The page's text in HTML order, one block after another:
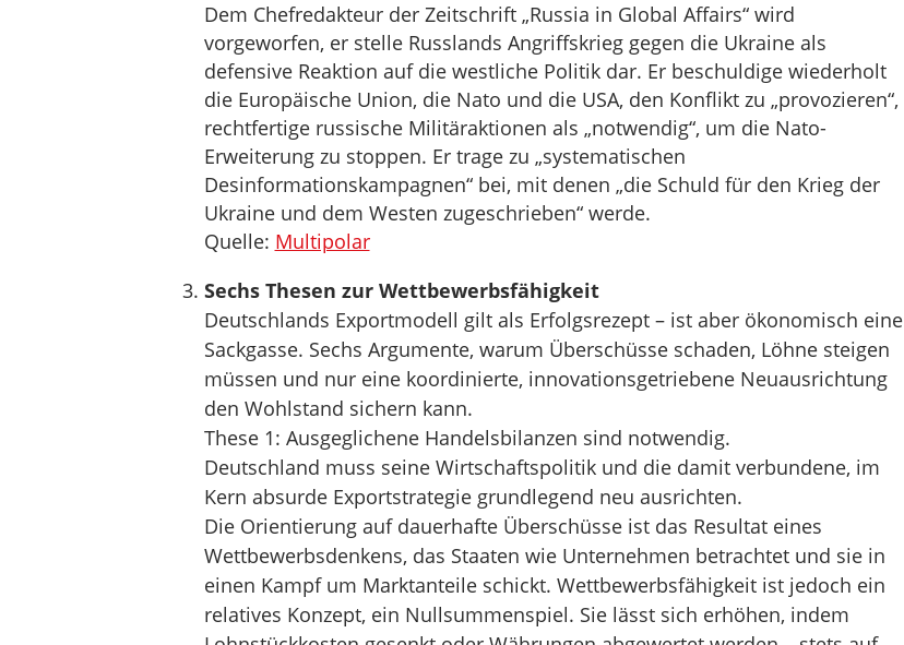
Dem Chefredakteur der Zeitschrift „Russia in Global Affairs“ wird
vorgeworfen, er stelle Russlands Angriffskrieg gegen die Ukraine als
defensive Reaktion auf die westliche Politik dar. Er beschuldige wiederholt
die Europäische Union, die Nato und die USA, den Konflikt zu „provozieren“,
rechtfertige russische Militäraktionen als „notwendig“, um die Nato-
Erweiterung zu stoppen. Er trage zu „systematischen
Desinformationskampagnen“ bei, mit denen „die Schuld für den Krieg der
Ukraine und dem Westen zugeschrieben“ werde.
Quelle: Multipolar
Sechs Thesen zur Wettbewerbsfähigkeit
Deutschlands Exportmodell gilt als Erfolgsrezept – ist aber ökonomisch eine
Sackgasse. Sechs Argumente, warum Überschüsse schaden, Löhne steigen
müssen und nur eine koordinierte, innovationsgetriebene Neuausrichtung
den Wohlstand sichern kann.
These 1: Ausgeglichene Handelsbilanzen sind notwendig.
Deutschland muss seine Wirtschaftspolitik und die damit verbundene, im
Kern absurde Exportstrategie grundlegend neu ausrichten.
Die Orientierung auf dauerhafte Überschüsse ist das Resultat eines
Wettbewerbsdenkens, das Staaten wie Unternehmen betrachtet und sie in
einen Kampf um Marktanteile schickt. Wettbewerbsfähigkeit ist jedoch ein
relatives Konzept, ein Nullsummenspiel. Sie lässt sich erhöhen, indem